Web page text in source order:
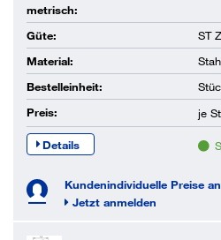
metrisch:
Güte:
ST
Material:
Bestelleinheit:
Preis:
je
Details
Kundenindividuelle Preise
Jetzt anmelden